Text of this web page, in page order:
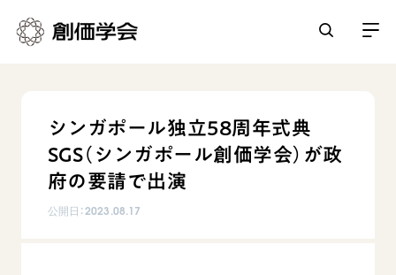
自他共の幸福
日常の活動
平和・文化・教育
シンガポール独立58周年式典
SGS（シンガポール創価学会）が政
府の要請で出演
公開日：2023.08.17